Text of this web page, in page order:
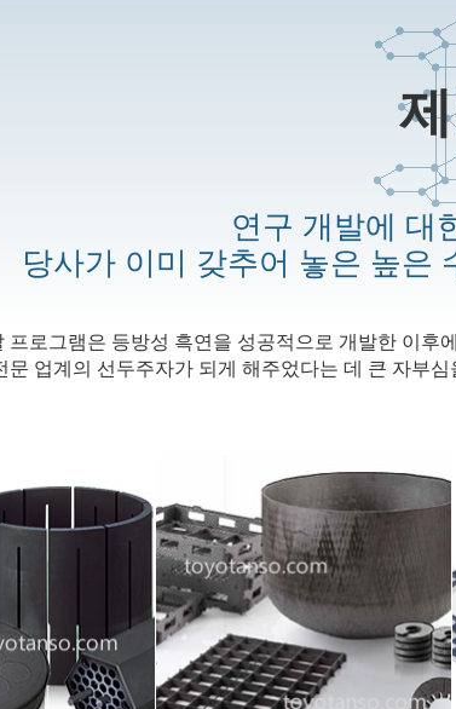
연구 개발에 대
당사가 이미 갖추어 놓은 높은
프로그램은 등방성 흑연을 성공적으로 개발한 이후
문 업계의 선두주자가 되게 해주었다는 데 큰 자부심